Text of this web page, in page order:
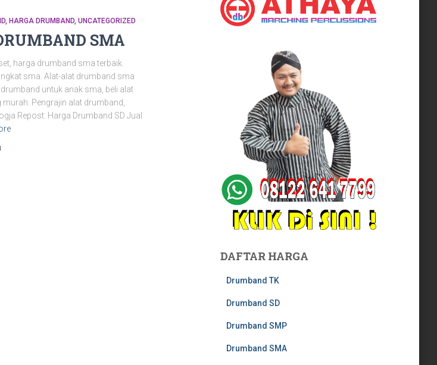
HARGA DRUMBAND UNCATEGORIZED
SMA
harga drumband sma terbaik.
sma. Alat-alat drumband sma
untuk anak sma, beli alat
Pengrajin alat drumband,
Repost. Harga Drumband SD Jual
DAFTAR HARGA
Drumband TK
Drumband SD
Drumband SMP
Drumband SMA